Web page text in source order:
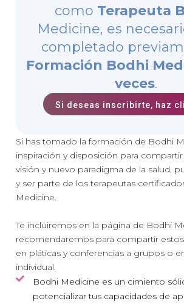
como Terapeuta
Medicine, es
completado
Formación Bodhi
veces.
Si deseas inscribirte, haz
Si has tomado la formación de Bodhi
inspiración y disposición para compartir
visión y nuevo paradigma de la salud,
y ser parte de los terapeutas
Medicine.
Te incluiremos en la página de Bodhi
recomendaremos para compartir
en pláticas y conferencias a grupos o
individual.
Bodhi Medicine es un cimiento
potencializar tus capacidades de